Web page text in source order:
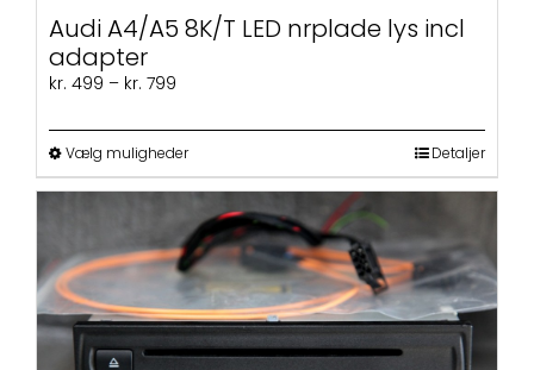
Audi A4/A5 8K/T LED nrplade lys incl
adapter
kr. 499 – kr. 799
til
kr. 799
Vælg mulighederDette
vare
har
flere
varianter.
Mulighederne
kan
vælges
på
Detaljer